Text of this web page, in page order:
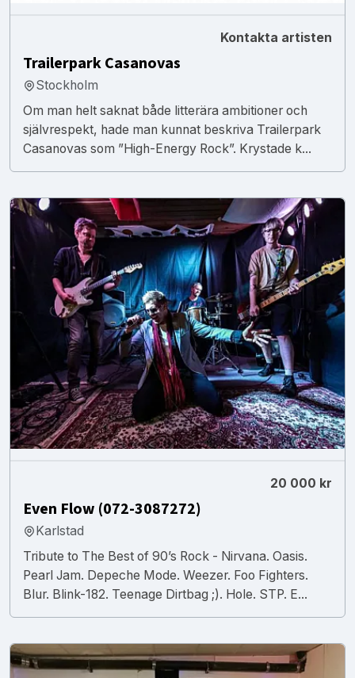
Kontakta artisten
Trailerpark Casanovas
Stockholm
Om man helt saknat både litterära ambitioner och
självrespekt, hade man kunnat beskriva Trailerpark
Casanovas som ”High-Energy Rock”. Krystade k...
20 000 kr
Even Flow (072-3087272)
Karlstad
Tribute to The Best of 90’s Rock - Nirvana. Oasis.
Pearl Jam. Depeche Mode. Weezer. Foo Fighters.
Blur. Blink-182. Teenage Dirtbag ;). Hole. STP. E...